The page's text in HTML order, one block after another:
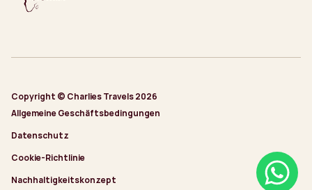
Copyright © Charlies Travels 2026
Allgemeine Geschäftsbedingungen
Datenschutz
Cookie-Richtlinie
Nachhaltigkeitskonzept